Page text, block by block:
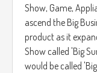
Show, Game,
ascend the Big
product as it
Show called 'Big
would be called